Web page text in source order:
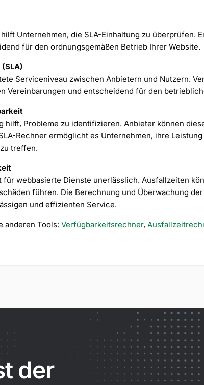
Unternehmen, die SLA-Einhaltung zu überprüfen.
für den ordnungsgemäßen Betrieb Ihrer Website.
Serviceniveau zwischen Anbietern und Nutzern.
Vereinbarungen und entscheidend für den
hilft, Probleme zu identifizieren. Anbieter können
Rechner ermöglicht es Unternehmen, ihre
treffen.
für webbasierte Dienste unerlässlich. Ausfallzeiten
führen. Die Berechnung und Überwachung
und effizienten Service.
anderen Tools: Verfügbarkeitsrechner,
der